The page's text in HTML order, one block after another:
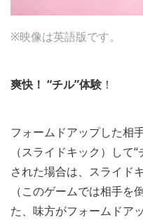
※映像は英語版です。
爽快！ “チル”体験 ！
フォームドアップした相
（スライドキック）して
された場合は、スライド
（このゲームでは相手を
た、味方がフォームドア